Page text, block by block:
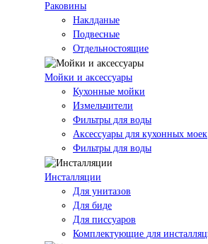
Раковины
Наклданые
Подвесные
Отдельностоящие
Мойки и аксессуары
Кухонные мойки
Измельчители
Фильтры для воды
Аксессуары для кухонных моек
Фильтры для воды
Инсталляции
Для унитазов
Для биде
Для писсуаров
Комплектующие для